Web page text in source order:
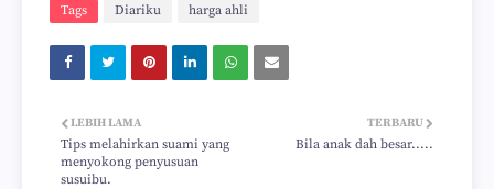
Tags Diariku harga ahli
TERBARU
Bila anak dah besar.....
LEBIH LAMA
Tips melahirkan suami yang
menyokong penyusuan
susuibu.